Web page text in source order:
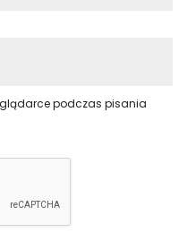
podczas pisania